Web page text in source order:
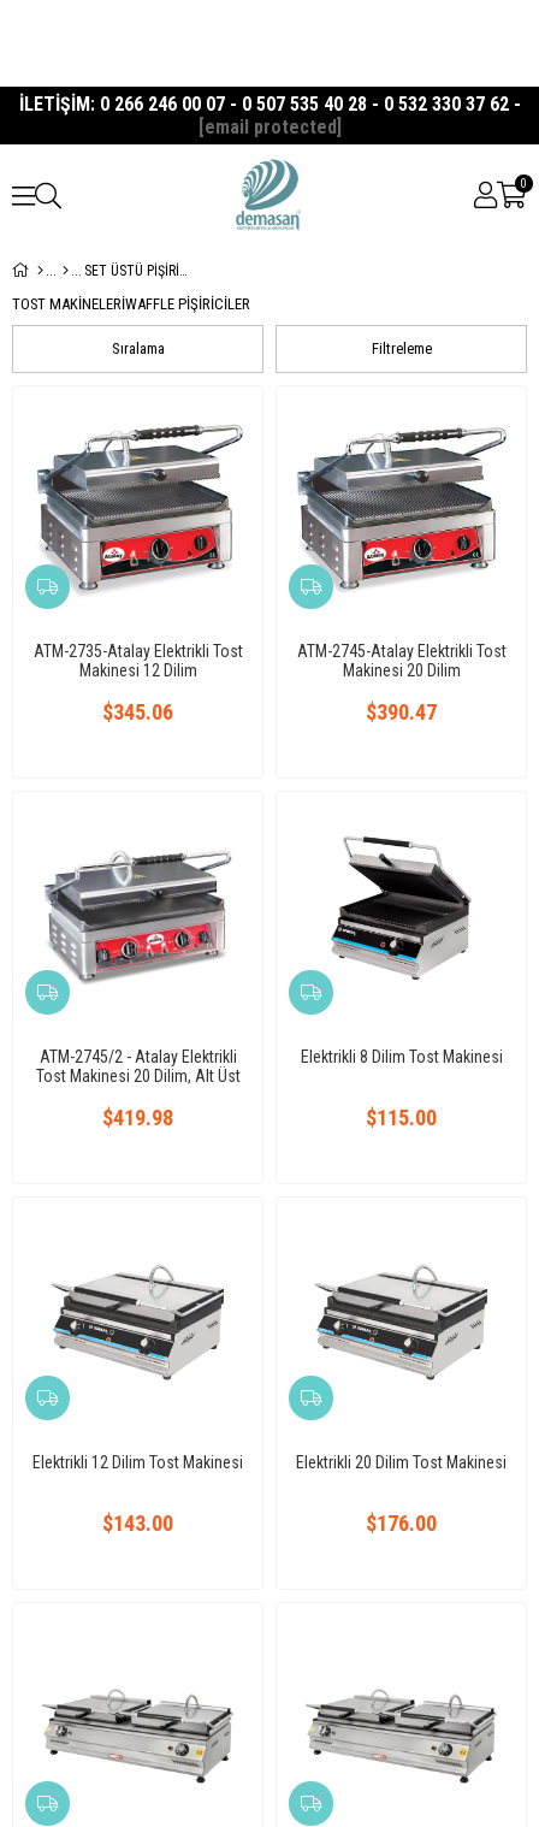
İLETİŞİM: 0 266 246 00 07 - 0 507 535 40 28 - 0 532 330 37 62 -
[email protected]
0
SET ÜSTÜ PİŞİRİCİLER
TOST MAKİNELERİWAFFLE PİŞİRİCİLER
Filtreleme
Sıralama
ATM-2735-Atalay Elektrikli Tost
Makinesi 12 Dilim
$345.06
ATM-2745-Atalay Elektrikli Tost
Makinesi 20 Dilim
$390.47
ATM-2745/2 - Atalay Elektrikli
Tost Makinesi 20 Dilim, Alt Üst
$419.98
Elektrikli 8 Dilim Tost Makinesi
$115.00
Elektrikli 12 Dilim Tost Makinesi
$143.00
Elektrikli 20 Dilim Tost Makinesi
$176.00